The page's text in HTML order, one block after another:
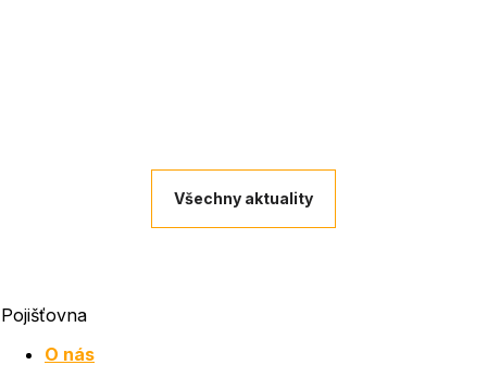
Všechny aktuality
Pojišťovna
O nás